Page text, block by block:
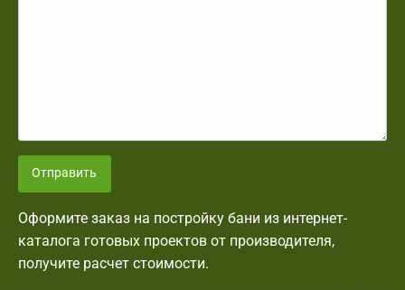
Отправить
Оформите заказ на постройку бани из интернет-
каталога готовых проектов от производителя,
получите расчет стоимости.